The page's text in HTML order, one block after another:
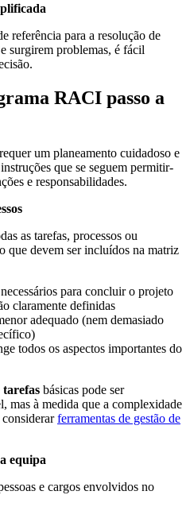
referência para a resolução de
surgirem problemas, é fácil
RACI passo a
um planeamento cuidadoso e
que se seguem permitir-
e responsabilidades.
as tarefas, processos ou
que devem ser incluídos na matriz
para concluir o projeto
claramente definidas
adequado (nem demasiado
todos os aspectos importantes do
básicas pode ser
mas à medida que a complexidade
ferramentas de gestão de
equipa
e cargos envolvidos no